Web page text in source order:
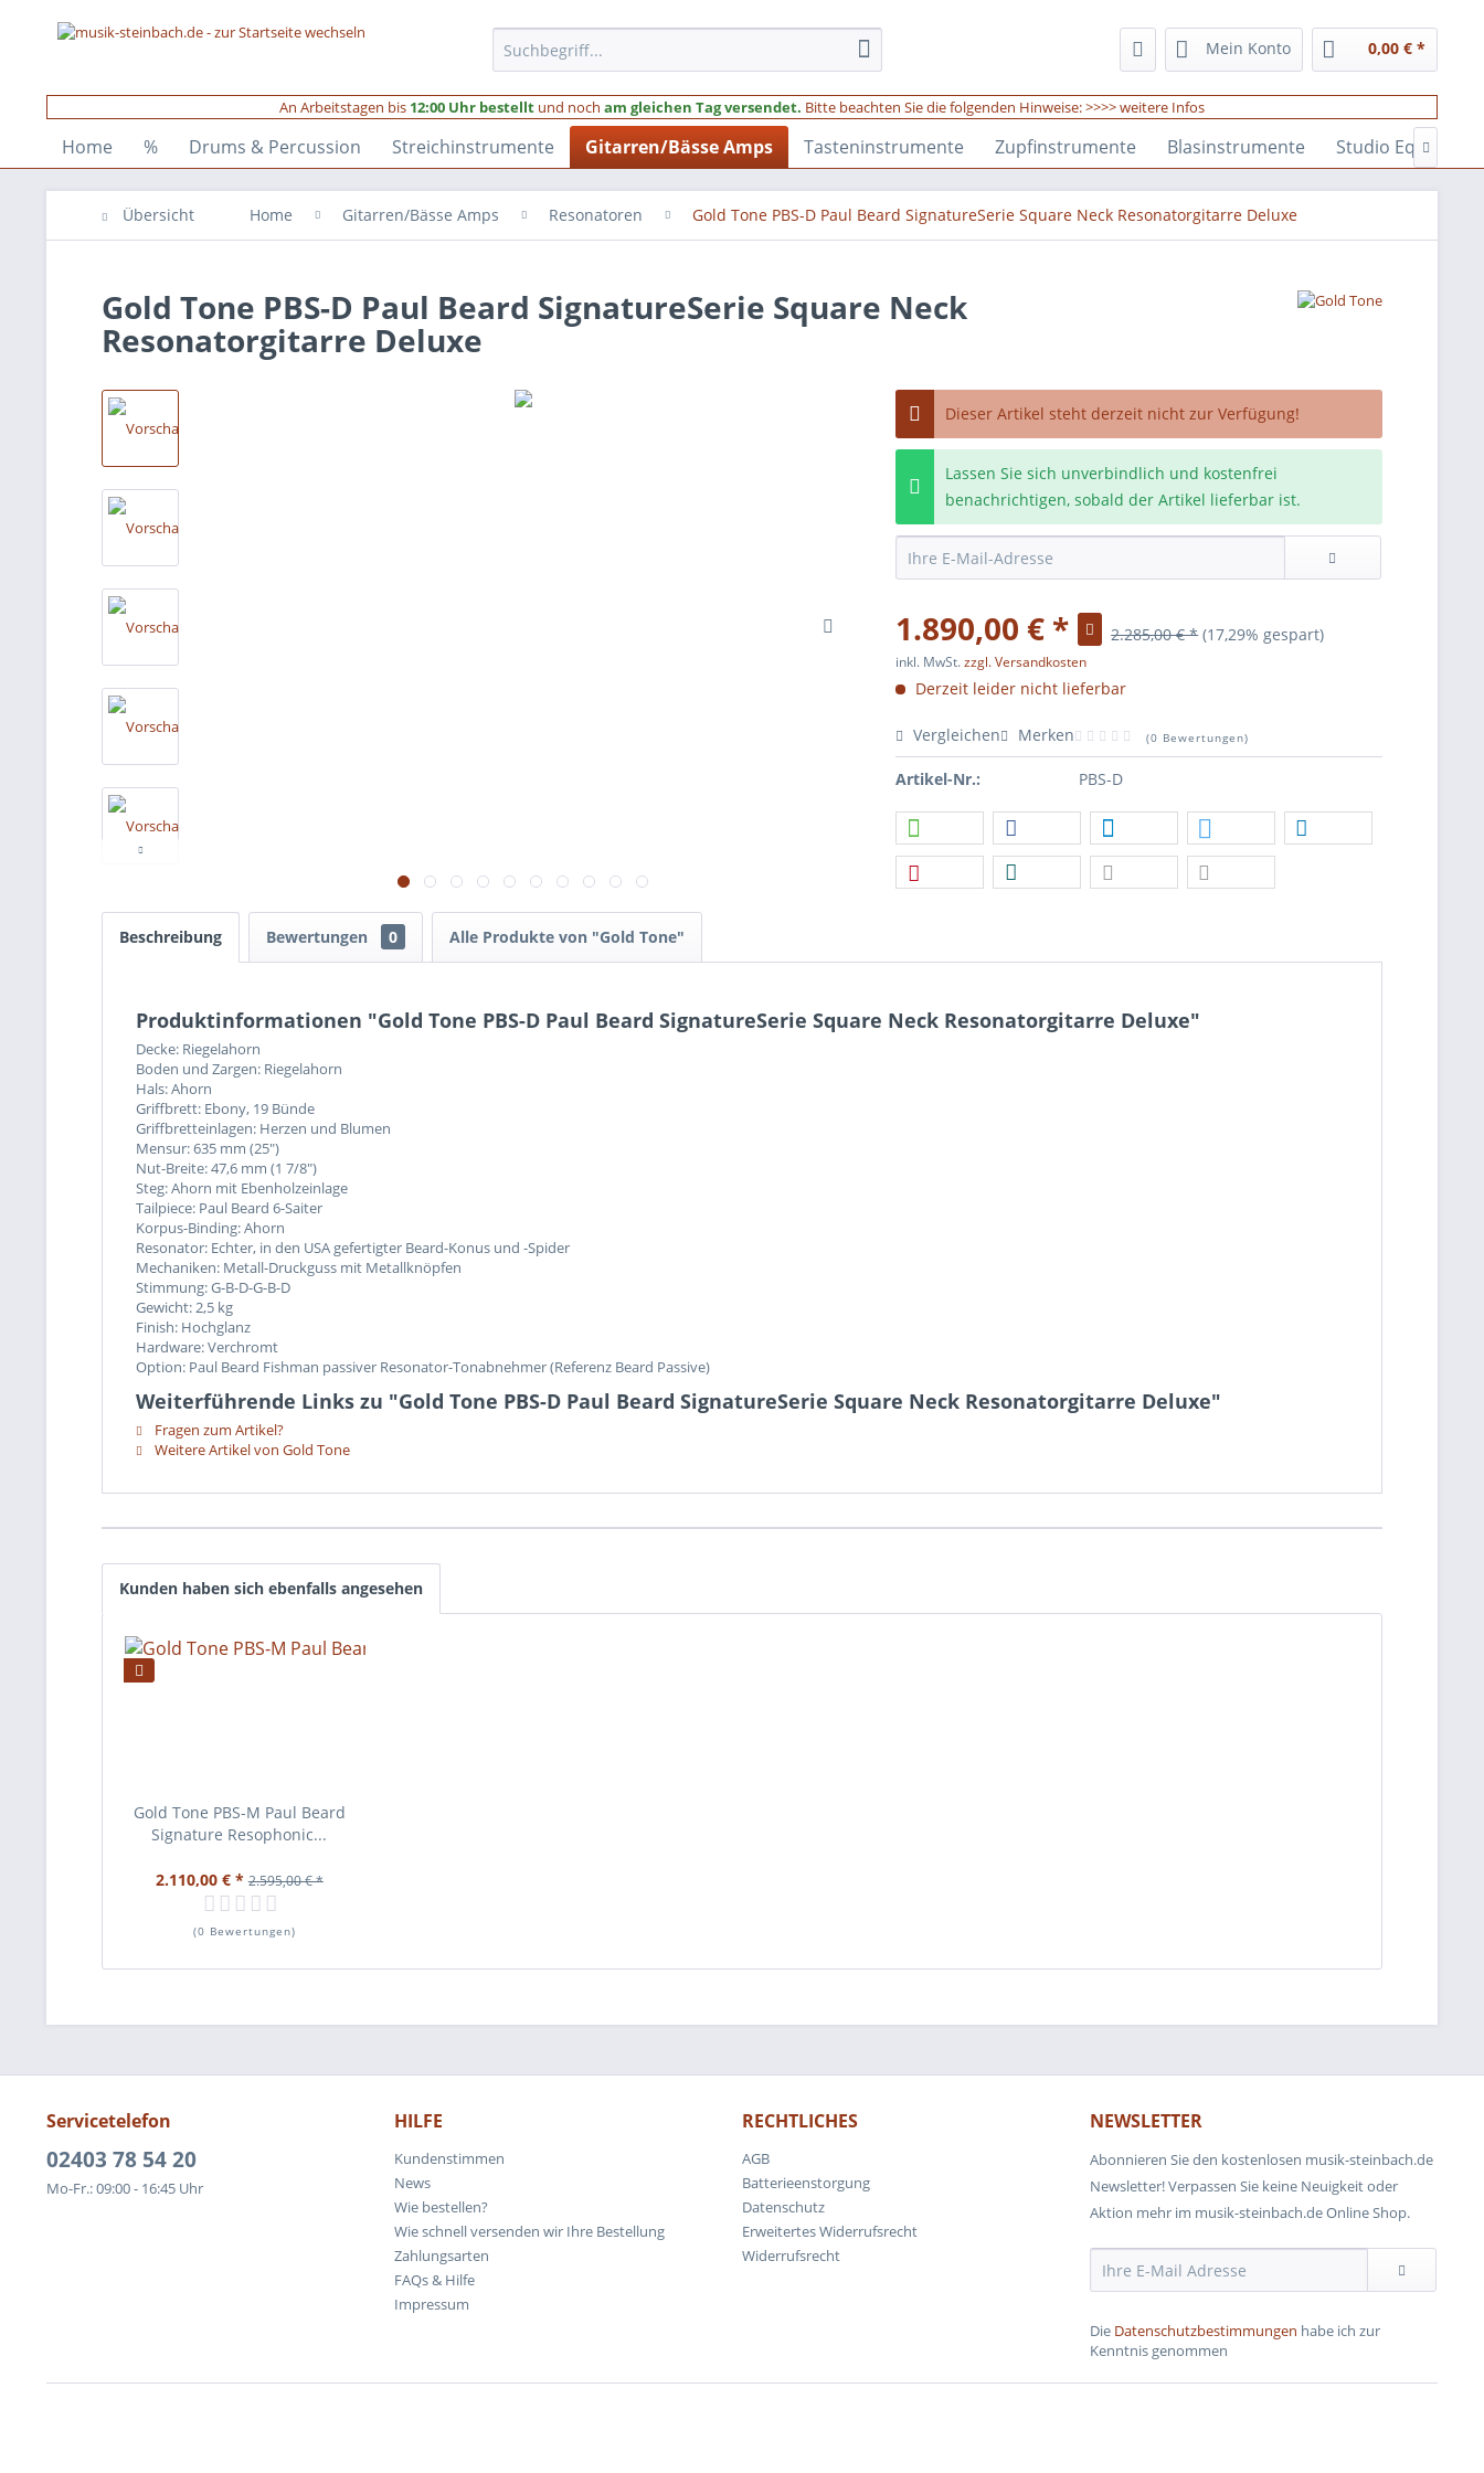
Mein Konto 0,00 € *
An Arbeitstagen bis 12:00 Uhr bestellt und noch am gleichen Tag versendet. Bitte beachten Sie die folgenden Hinweise:>>>> weitere Infos
Home % Drums & Percussion Streichinstrumente Gitarren/Bässe Amps Tasteninstrumente Zupfinstrumente Blasinstrumente Studio 
Übersicht Home Gitarren/Bässe Amps Resonatoren Gold Tone PBS-D Paul Beard SignatureSerie Square Neck Resonatorgitarre Deluxe
Gold Tone PBS-D Paul Beard SignatureSerie Square Neck
Resonatorgitarre Deluxe
Dieser Artikel steht derzeit nicht zur Verfügung!
Lassen Sie sich unverbindlich und kostenfrei
benachrichtigen, sobald der Artikel lieferbar ist.
1.890,00 € * 2.285,00 € * (17,29% gespart)
inkl. MwSt.zzgl. Versandkosten
Derzeit leider nicht lieferbar
Vergleichen Merken (0 Bewertungen)
Artikel-Nr.: PBS-D
Beschreibung Bewertungen 0 Alle Produkte von "Gold Tone"
Produktinformationen "Gold Tone PBS-D Paul Beard SignatureSerie Square Neck Resonatorgitarre Deluxe"
Decke: Riegelahorn
Boden und Zargen: Riegelahorn
Hals: Ahorn
Griffbrett: Ebony, 19 Bünde
Griffbretteinlagen: Herzen und Blumen
Mensur: 635 mm (25")
Nut-Breite: 47,6 mm (1 7/8")
Steg: Ahorn mit Ebenholzeinlage
Tailpiece: Paul Beard 6-Saiter
Korpus-Binding: Ahorn
Resonator: Echter, in den USA gefertigter Beard-Konus und -Spider
Mechaniken: Metall-Druckguss mit Metallknöpfen
Stimmung: G-B-D-G-B-D
Gewicht: 2,5 kg
Finish: Hochglanz
Hardware: Verchromt
Option: Paul Beard Fishman passiver Resonator-Tonabnehmer (Referenz Beard Passive)
Weiterführende Links zu "Gold Tone PBS-D Paul Beard SignatureSerie Square Neck Resonatorgitarre Deluxe"
Fragen zum Artikel?
Weitere Artikel von Gold Tone
Kunden haben sich ebenfalls angesehen
Gold Tone PBS-M Paul Beard
Signature Resophonic...
2.110,00 € * 2.595,00 € *
(0 Bewertungen)
Servicetelefon
02403 78 54 20
Mo-Fr.: 09:00 - 16:45 Uhr
HILFE
Kundenstimmen
News
Wie bestellen?
Wie schnell versenden wir Ihre Bestellung
Zahlungsarten
FAQs & Hilfe
Impressum
RECHTLICHES
AGB
Batterieenstorgung
Datenschutz
Erweitertes Widerrufsrecht
Widerrufsrecht
NEWSLETTER
Abonnieren Sie den kostenlosen musik-steinbach.de
Newsletter! Verpassen Sie keine Neuigkeit oder
Aktion mehr im musik-steinbach.de Online Shop.
Die Datenschutzbestimmungen habe ich zur
Kenntnis genommen